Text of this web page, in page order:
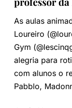
As aulas
Loureiro
Gym
alegria para
com alunos o
Pabblo,